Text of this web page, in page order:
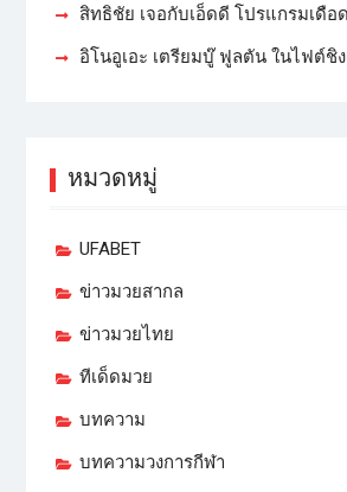
สิทธิชัย เจอกับเอ็ดดี โปรแกรมเดือ
อิโนอูเอะ เตรียมบู๊ ฟูลตัน ในไฟต์ชิ
หมวดหมู่
UFABET
ข่าวมวยสากล
ข่าวมวยไทย
ทีเด็ดมวย
บทความ
บทความวงการกีฬา